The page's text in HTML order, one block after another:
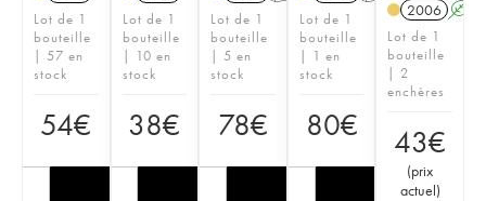
Lot de 1
bouteille
| 57 en
stock
54€
Lot de 1
bouteille
| 10 en
stock
38€
Lot de 1
bouteille
| 5 en
stock
78€
Lot de 1
bouteille
| 1 en
stock
80€
2006 A
Lot de 1
bouteille
| 2
enchères
43€
(prix
actuel)